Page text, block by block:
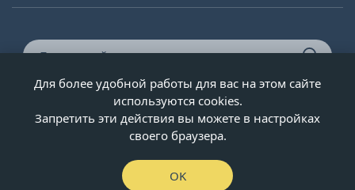
© ООО «Двери-и-точка», ИНН 5020092947, 1995-2026 г.
Для более удобной работы для вас на этом сайте
используются cookies.
Запретить эти действия вы можете в настройках
своего браузера.
OK